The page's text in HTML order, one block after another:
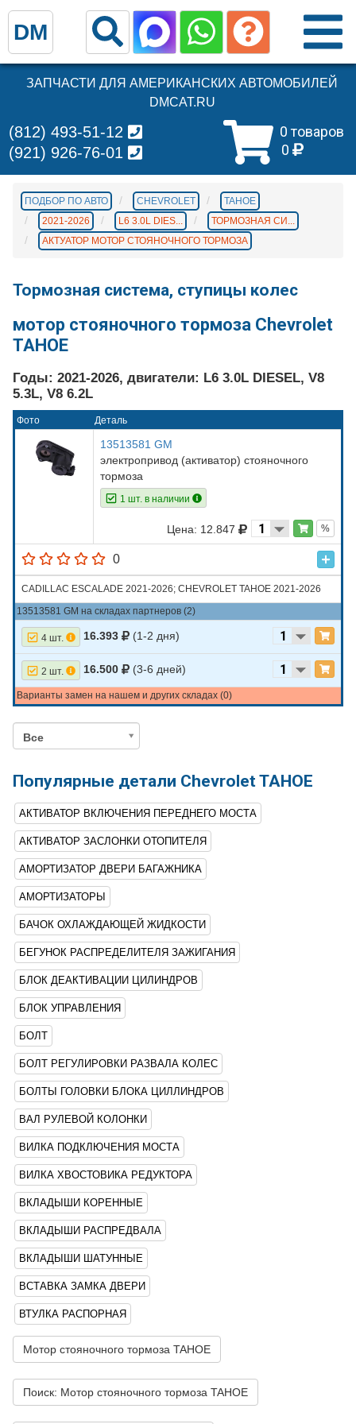
ЗАПЧАСТИ ДЛЯ АМЕРИКАНСКИХ АВТОМОБИЛЕЙ
DMCAT.RU
0 товаров
0
(812) 493-51-12
(921) 926-76-01
ПОДБОР ПО АВТО CHEVROLET
TAHOE
2021-2026
L6 3.0L DIES...
ТОРМОЗНАЯ СИ...
АКТУАТОР МОТОР СТОЯНОЧНОГО ТОРМОЗА
Тормозная система, ступицы колес
мотор стояночного тормоза Chevrolet
TAHOE
Годы: 2021-2026, двигатели: L6 3.0L DIESEL, V8
5.3L, V8 6.2L
Фото Деталь
13513581 GM
электропривод (активатор) стояночного
тормоза
1 шт. в наличии
Цена: 12.847 %
0
CADILLAC ESCALADE 2021-2026; CHEVROLET TAHOE 2021-2026
13513581 GM на складах партнеров (2)
4 шт. 16.393 (1-2 дня)
2 шт. 16.500 (3-6 дней)
Варианты замен на нашем и других складах (0)
Все
Популярные детали Chevrolet TAHOE
АКТИВАТОР ВКЛЮЧЕНИЯ ПЕРЕДНЕГО МОСТА
АКТИВАТОР ЗАСЛОНКИ ОТОПИТЕЛЯ
АМОРТИЗАТОР ДВЕРИ БАГАЖНИКА
АМОРТИЗАТОРЫ
БАЧОК ОХЛАЖДАЮЩЕЙ ЖИДКОСТИ
БЕГУНОК РАСПРЕДЕЛИТЕЛЯ ЗАЖИГАНИЯ
БЛОК ДЕАКТИВАЦИИ ЦИЛИНДРОВ
БЛОК УПРАВЛЕНИЯ
БОЛТ
БОЛТ РЕГУЛИРОВКИ РАЗВАЛА КОЛЕС
БОЛТЫ ГОЛОВКИ БЛОКА ЦИЛЛИНДРОВ
ВАЛ РУЛЕВОЙ КОЛОНКИ
ВИЛКА ПОДКЛЮЧЕНИЯ МОСТА
ВИЛКА ХВОСТОВИКА РЕДУКТОРА
ВКЛАДЫШИ КОРЕННЫЕ
ВКЛАДЫШИ РАСПРЕДВАЛА
ВКЛАДЫШИ ШАТУННЫЕ
ВСТАВКА ЗАМКА ДВЕРИ
ВТУЛКА РАСПОРНАЯ
Мотор стояночного тормоза TAHOE
Поиск: Мотор стояночного тормоза TAHOE
DM